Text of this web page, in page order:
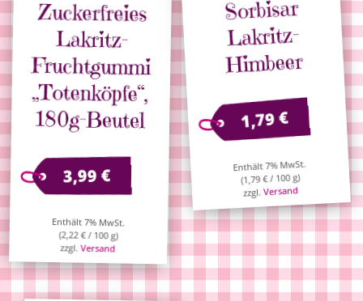
Zuckerfreies
Lakritz-
Fruchtgummi
„Totenköpfe“,
180g-Beutel
3,99€
Enthält 7% MwSt.
(2,22€/ 100 g)
zzgl.Versand
Sorbisar
Lakritz-
Himbeer
1,79€
Enthält 7% MwSt.
(1,79€/ 100 g)
zzgl.Versand